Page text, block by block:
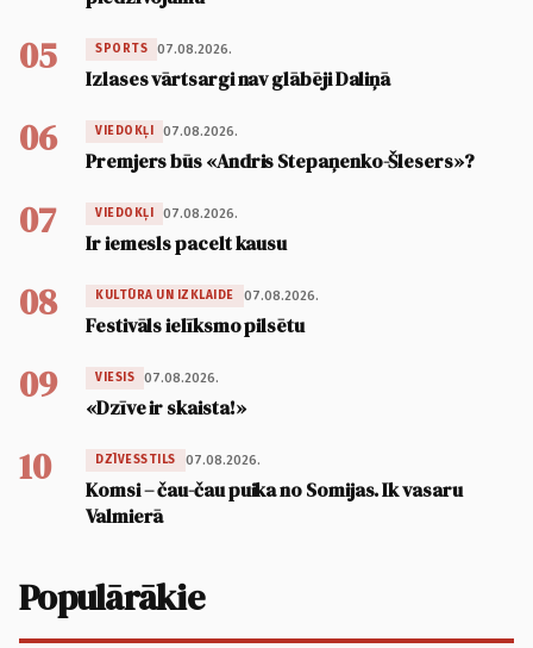
05 SPORTS 07.08.2026.
Izlases vārtsargi nav glābēji Daliņā
06 VIEDOKĻI 07.08.2026.
Premjers būs «Andris Stepaņenko-Šlesers»?
07 VIEDOKĻI 07.08.2026.
Ir iemesls pacelt kausu
08 KULTŪRA UN IZKLAIDE 07.08.2026.
Festivāls ielīksmo pilsētu
09 VIESIS 07.08.2026.
«Dzīve ir skaista!»
10 DZĪVESSTILS 07.08.2026.
Komsi – čau-čau puika no Somijas. Ik vasaru
Valmierā
Populārākie